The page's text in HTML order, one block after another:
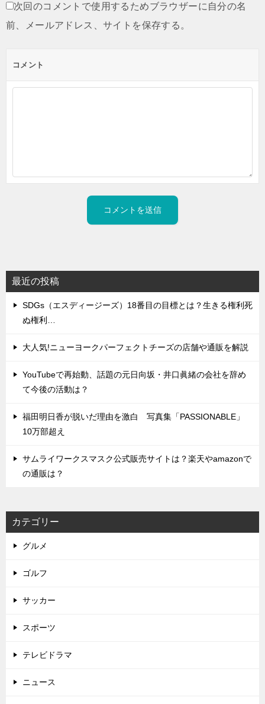
次回のコメントで使用するためブラウザーに自分の名
前、メールアドレス、サイトを保存する。
コメント
最近の投稿
SDGs（エスディージーズ）18番目の目標とは？生きる権利死
ぬ権利…
大人気!ニューヨークパーフェクトチーズの店舗や通販を解説
YouTubeで再始動、話題の元日向坂・井口眞緒の会社を辞め
て今後の活動は？
福田明日香が脱いだ理由を激白 写真集「PASSIONABLE」
10万部超え
サムライワークスマスク公式販売サイトは？楽天やamazonで
の通販は？
カテゴリー
グルメ
ゴルフ
サッカー
スポーツ
テレビドラマ
ニュース